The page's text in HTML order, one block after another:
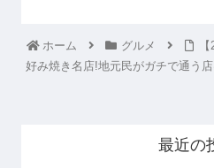
ホーム グルメ
好み焼き名店!地元民がガチで通う店
最近の